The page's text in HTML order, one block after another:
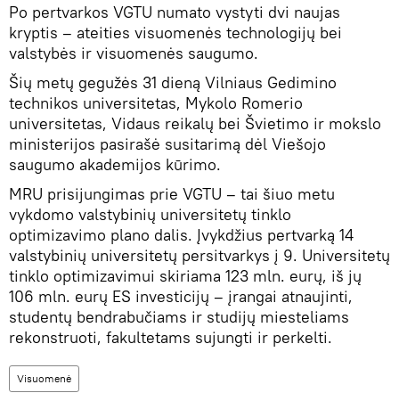
Po pertvarkos VGTU numato vystyti dvi naujas
kryptis – ateities visuomenės technologijų bei
valstybės ir visuomenės saugumo.
Šių metų gegužės 31 dieną Vilniaus Gedimino
technikos universitetas, Mykolo Romerio
universitetas, Vidaus reikalų bei Švietimo ir mokslo
ministerijos pasirašė susitarimą dėl Viešojo
saugumo akademijos kūrimo.
MRU prisijungimas prie VGTU – tai šiuo metu
vykdomo valstybinių universitetų tinklo
optimizavimo plano dalis. Įvykdžius pertvarką 14
valstybinių universitetų persitvarkys į 9. Universitetų
tinklo optimizavimui skiriama 123 mln. eurų, iš jų
106 mln. eurų ES investicijų – įrangai atnaujinti,
studentų bendrabučiams ir studijų miesteliams
rekonstruoti, fakultetams sujungti ir perkelti.
Visuomenė